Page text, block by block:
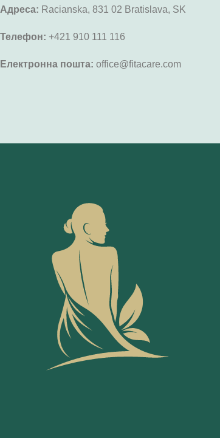
Адреса: Racianska, 831 02 Bratislava, SK
Телефон: +421 910 111 116
Електронна пошта: office@fitacare.com